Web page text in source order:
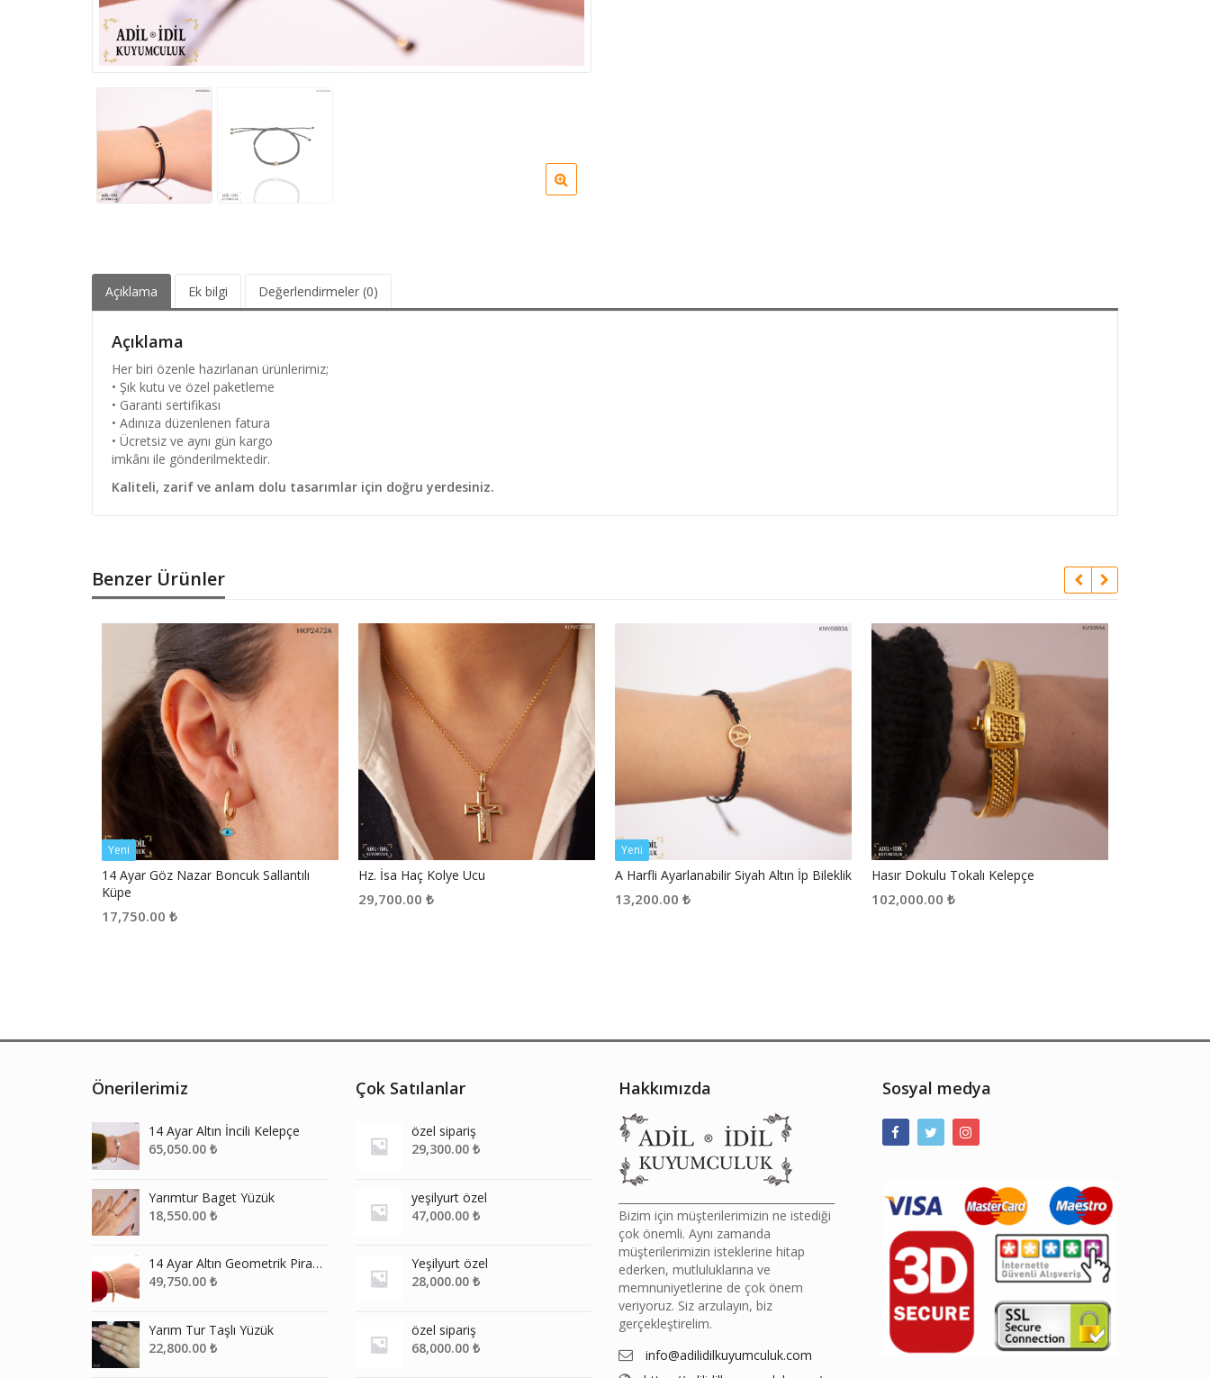
Açıklama Ek bilgi Değerlendirmeler (0)
Açıklama
Her biri özenle hazırlanan ürünlerimiz;
• Şık kutu ve özel paketleme
• Garanti sertifikası
• Adınıza düzenlenen fatura
• Ücretsiz ve aynı gün kargo
imkânı ile gönderilmektedir.
Kaliteli, zarif ve anlam dolu tasarımlar için doğru yerdesiniz.
Benzer Ürünler
Yeni
14 Ayar Göz Nazar Boncuk Sallantılı
Küpe
17,750.00 ₺
Hz. İsa Haç Kolye Ucu
29,700.00 ₺
Yeni
A Harfli Ayarlanabilir Siyah Altın İp Bileklik
13,200.00 ₺
Hasır Dokulu Tokalı Kelepçe
102,000.00 ₺
Önerilerimiz
14 Ayar Altın İncili Kelepçe
65,050.00 ₺
Yarımtur Baget Yüzük
18,550.00 ₺
14 Ayar Altın Geometrik Piramit Bileklik
49,750.00 ₺
Yarım Tur Taşlı Yüzük
22,800.00 ₺
Çok Satılanlar
özel sipariş
29,300.00 ₺
yeşilyurt özel
47,000.00 ₺
Yeşilyurt özel
28,000.00 ₺
özel sipariş
68,000.00 ₺
Hakkımızda
Bizim için müşterilerimizin ne istediği
çok önemli. Aynı zamanda
müşterilerimizin isteklerine hitap
ederken, mutluluklarına ve
memnuniyetlerine de çok önem
veriyoruz. Siz arzulayın, biz
gerçekleştirelim.
info@adilidilkuyumculuk.com
Sosyal medya